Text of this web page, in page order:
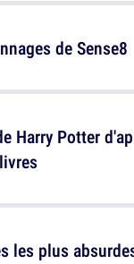
de Sense8
les plus
Harry Potter